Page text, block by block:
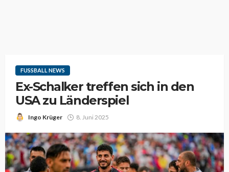
FUSSBALL NEWS
Ex-Schalker treffen sich in den
USA zu Länderspiel
Ingo Krüger 8. Juni 2025